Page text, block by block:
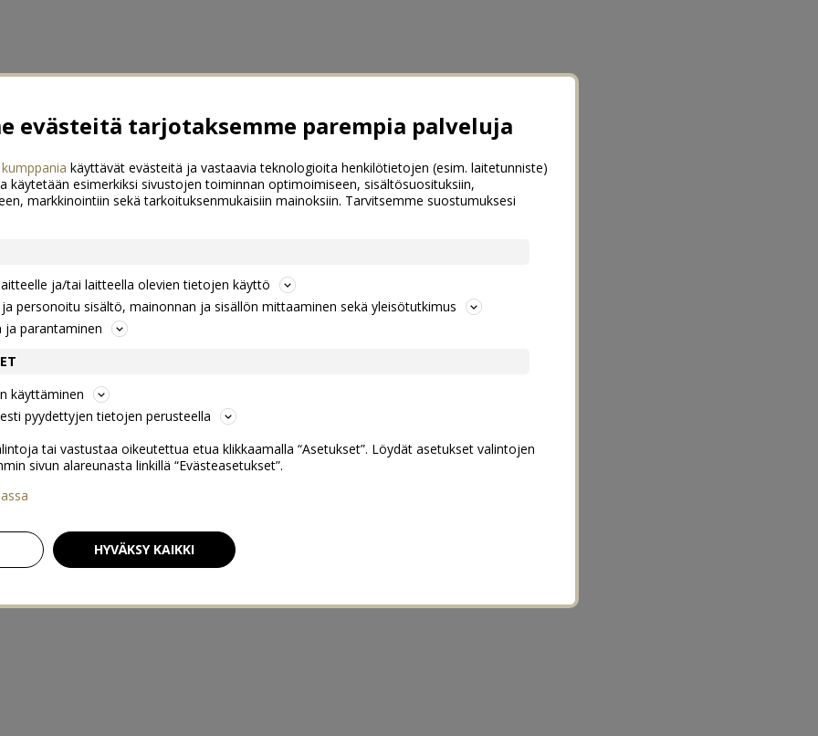
evästeitä tarjotaksemme parempia palveluja
käyttävät evästeitä ja vastaavia teknologioita henkilötietojen (esim. laitetunniste)
käytetään esimerkiksi sivustojen toiminnan optimoimiseen, sisältösuosituksiin,
markkinointiin sekä tarkoituksenmukaisiin mainoksiin. Tarvitsemme suostumuksesi
ja/tai laitteella olevien tietojen käyttö
personoitu sisältö, mainonnan ja sisällön mittaaminen sekä yleisötutkimus
ja parantaminen
käyttäminen
pyydettyjen tietojen perusteella
tai vastustaa oikeutettua etua klikkaamalla “Asetukset”. Löydät asetukset valintojen
sivun alareunasta linkillä “Evästeasetukset”.
HYVÄKSY KAIKKI